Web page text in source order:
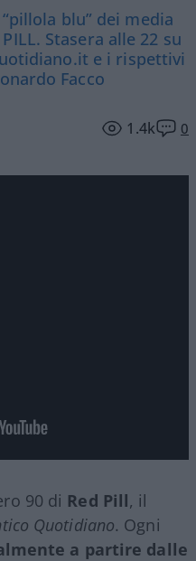
blu” dei media
Stasera alle 22 su
e i rispettivi
Facco
1.4k 0
90 di Red Pill, il
Quotidiano. Ogni
a partire dalle